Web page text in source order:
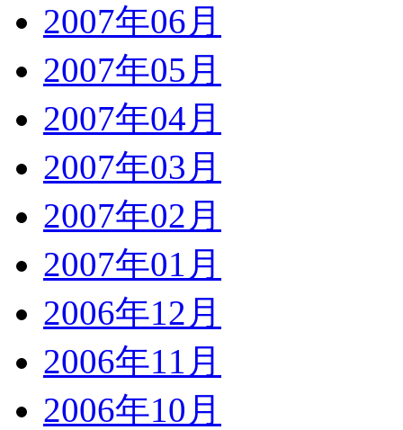
2007年06月
2007年05月
2007年04月
2007年03月
2007年02月
2007年01月
2006年12月
2006年11月
2006年10月